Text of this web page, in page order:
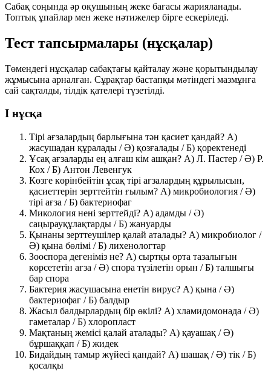
Сабақ соңында әр оқушының жеке бағасы жарияланады.
Топтық ұпайлар мен жеке нәтижелер бірге ескеріледі.
Тест тапсырмалары (нұсқалар)
Төмендегі нұсқалар сабақтағы қайталау және қорытындылау
жұмысына арналған. Сұрақтар бастапқы мәтіндегі мазмұнға
сай сақталды, тілдік қателері түзетілді.
I нұсқа
Тірі ағзалардың барлығына тән қасиет қандай? A)
жасушадан құралады / Ә) қозғалады / Б) қоректенеді
Ұсақ ағзаларды ең алғаш кім ашқан? A) Л. Пастер / Ә) Р.
Кох /Б) Антон Левенгук
Көзге көрінбейтін ұсақ тірі ағзалардың құрылысын,
қасиеттерін зерттейтін ғылым? A) микробиология / Ә)
тірі ағза / Б) бактериофаг
Микология нені зерттейді? A) адамды /Ә)
саңырауқұлақтарды / Б) жануарды
Қынаны зерттеушілер қалай аталады? A) микробиолог /
Ә) қына бөлімі /Б) лихенологтар
Зооспора дегеніміз не? A) сыртқы орта тазалығын
көрсететін ағза / Ә) спора түзілетін орын /Б) талшығы
бар спора
Бактерия жасушасына енетін вирус? A) қына /Ә)
бактериофаг / Б) балдыр
Жасыл балдырлардың бір өкілі? A) хламидомонада / Ә)
гаметалар / Б) хлоропласт
Мақтаның жемісі қалай аталады? A) қауашақ / Ә)
бұршаққап / Б) жидек
Бидайдың тамыр жүйесі қандай? A) шашақ / Ә) тік / Б)
қосалқы